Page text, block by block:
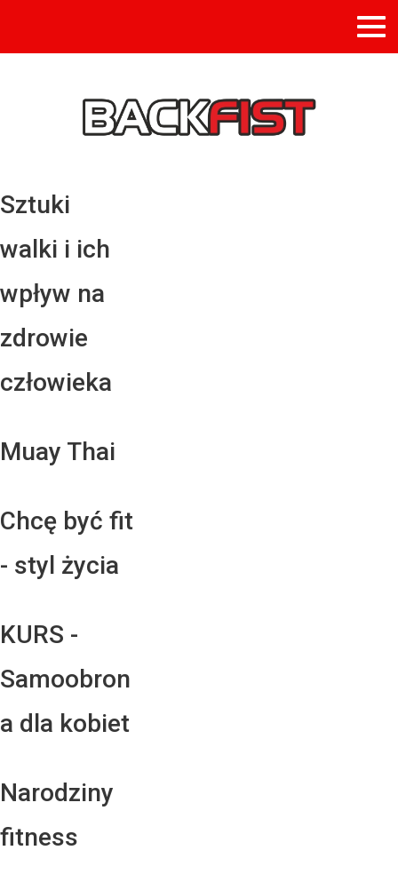
Sztuki
walki i ich
wpływ na
zdrowie
człowieka
Muay Thai
Chcę być fit
- styl życia
KURS -
Samoobron
a dla kobiet
Narodziny
fitness